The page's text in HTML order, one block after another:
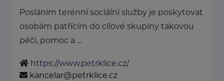
Posláním terénní sociální služby je poskytovat
osobám patřícím do cílové skupiny takovou
péči, pomoc a ...
https://www.petrklice.cz/
kancelar@petrklice.cz